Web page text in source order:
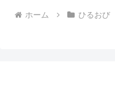
ホーム ひるおび